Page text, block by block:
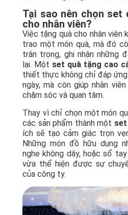
Tại sao nên chọn set
cho nhân viên?
Việc tặng quà cho nhân viên
trao một món quà, mà đó
trân trọng, ghi nhận những
lại. Một set quà tặng cao
thiết thực không chỉ đáp ứng
ngày, mà còn giúp nhân
chăm sóc và quan tâm.
Thay vì chỉ chọn một món
các sản phẩm thành một
ích sẽ tạo cảm giác trọn
Những món đồ hữu dụng
nghe không dây, hoặc sổ
vừa thể hiện được sự
của công ty.